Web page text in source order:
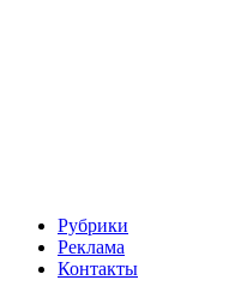
Рубрики
Реклама
Контакты